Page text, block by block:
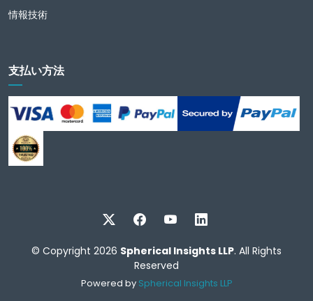
情報技術
支払い方法
© Copyright 2026 Spherical Insights LLP. All Rights
Reserved
Powered by Spherical Insights LLP